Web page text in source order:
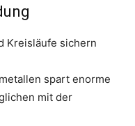
Kreisläufe sichern
spart enorme
mit der